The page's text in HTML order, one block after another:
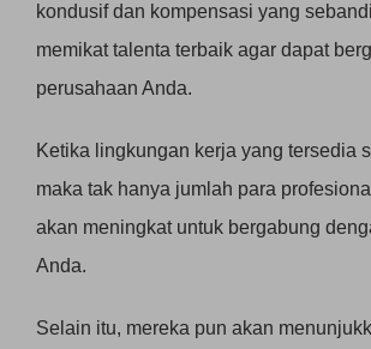
kondusif dan kompensasi yang
memikat talenta terbaik agar dapat
perusahaan Anda.
Ketika lingkungan kerja yang tersedia
maka tak hanya jumlah para
akan meningkat untuk bergabung
Anda.
Selain itu, mereka pun akan